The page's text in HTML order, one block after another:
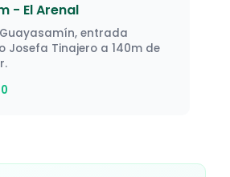
- El Arenal
entrada
Josefa Tinajero a 140m de